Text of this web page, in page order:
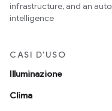
infrastructure, and an
intelligence
CASI D'USO
Illuminazione
Clima